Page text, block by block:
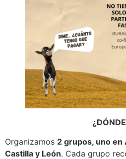
Organizamos 2 grupos, uno en
Castilla y León. Cada grupo